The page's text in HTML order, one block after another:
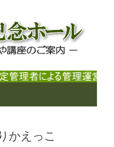
念ホール
案内
かえっこ